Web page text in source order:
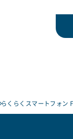
らくらくスマートフォン